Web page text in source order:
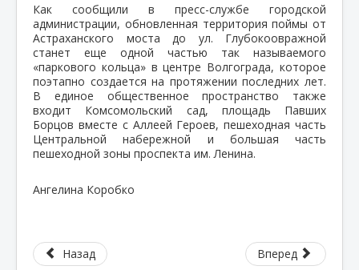
Как сообщили в пресс-службе городской
администрации, обновленная территория поймы от
Астраханского моста до ул. Глубокоовражной
станет еще одной частью так называемого
«паркового кольца» в центре Волгограда, которое
поэтапно создается на протяжении последних лет.
В единое общественное пространство также
входит Комсомольский сад, площадь Павших
Борцов вместе с Аллеей Героев, пешеходная часть
Центральной набережной и большая часть
пешеходной зоны проспекта им. Ленина.
Ангелина Коробко
Назад Вперед